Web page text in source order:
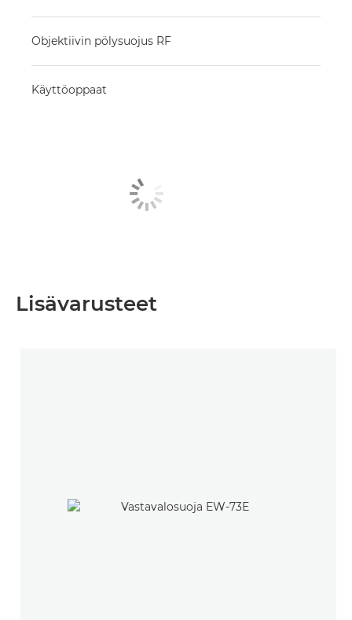
Objektiivin pölysuojus RF
Käyttöoppaat
Lisävarusteet